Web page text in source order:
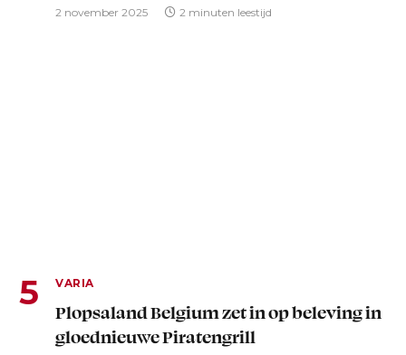
2 november 2025 2 minuten leestijd
VARIA
Plopsaland Belgium zet in op beleving in
gloednieuwe Piratengrill